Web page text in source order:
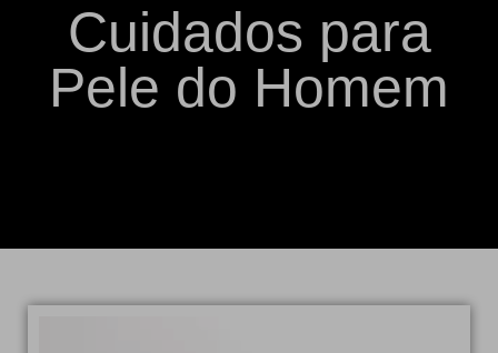
Cuidados para
Pele do Homem